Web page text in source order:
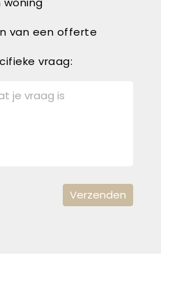
van een offerte
vraag: